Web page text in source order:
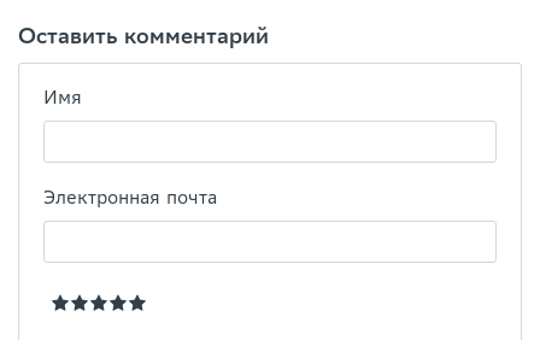
Оставить комментарий
Имя
Электронная почта